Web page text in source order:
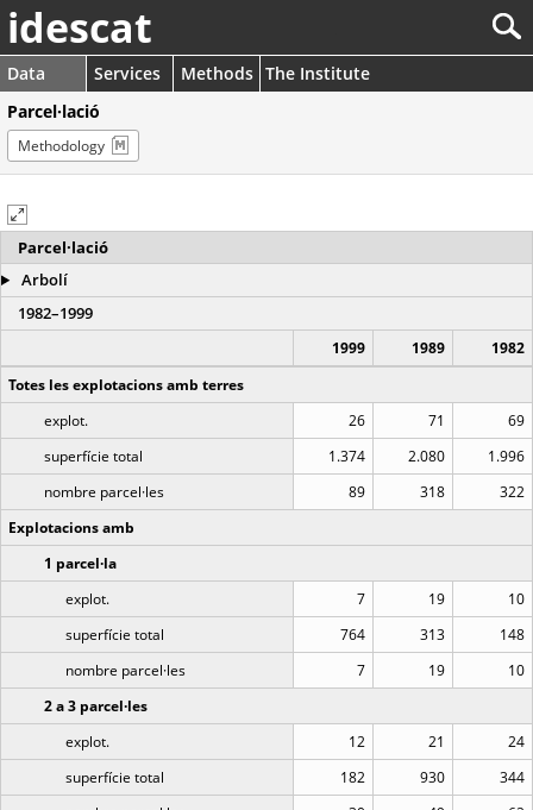
idescat
Data Services Methods The Institute
Parcel·lació
Methodology
Parcel·lació
Arbolí
1982–1999
1999 1989
1982
Totes les explotacions amb terres
explot.
26 71
69
superfície total
1.374 2.080
1.996
nombre parcel·les
89 318
322
Explotacions amb
1 parcel·la
explot.
7 19
10
superfície total
764 313
148
nombre parcel·les
7 19
10
2 a 3 parcel·les
explot.
12 21
24
superfície total
182 930
344